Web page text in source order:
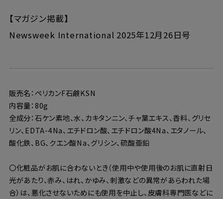
【マガジン掲載】
Newsweek International 2025年12月26日号
販売名：ペリカンF石鹸KSN
内容量：80g
全成分：石ケン素地、水、カキタンニン、チャ葉エキス、香料、グリセ
リン、EDTA-4Na、エチドロン酸、エチドロン酸4Na、エタノール、
酸化鉄、BG、クエン酸Na、グリシン、硫酸亜鉛
〇化粧品がお肌に合わないとき（使用中や使用後のお肌に直射日
光があたり、赤み、はれ、かゆみ、刺激などの異常があらわれた場
合）は、悪化させないためにも使用を中止し、皮膚科専門医などに